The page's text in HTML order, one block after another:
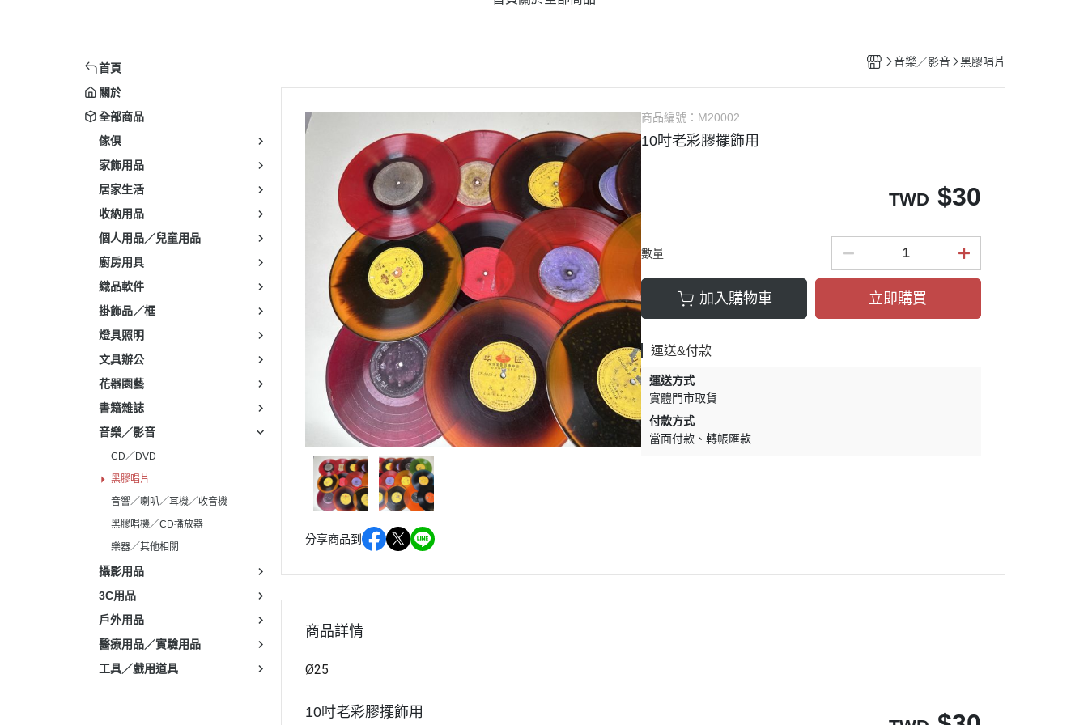
首頁
關於
全部商品
傢俱
家飾用品
居家生活
收納用品
個人用品／兒童用品
廚房用具
織品軟件
掛飾品／框
燈具照明
文具辦公
花器園藝
書籍雜誌
音樂／影音
CD／DVD
黑膠唱片
音響／喇叭／耳機／收音機
黑膠唱機／CD播放器
樂器／其他相關
攝影用品
3C用品
戶外用品
醫療用品／實驗用品
工具／戲用道具
音樂／影音 黑膠唱片
分享商品到
商品編號： M20002
10吋老彩膠擺飾用
TWD $30
數量
加入購物車 立即購買
運送&付款
運送方式
實體門市取貨
付款方式
當面付款
轉帳匯款
商品詳情
Ø25
10吋老彩膠擺飾用